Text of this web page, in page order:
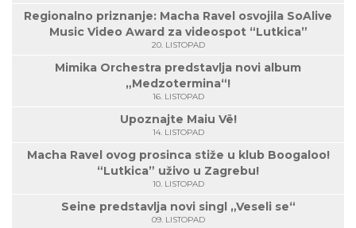
Regionalno priznanje: Macha Ravel osvojila SoAlive
Music Video Award za videospot “Lutkica”
20. LISTOPAD
Mimika Orchestra predstavlja novi album
„Medzotermina“!
16. LISTOPAD
Upoznajte Maiu Vë!
14. LISTOPAD
Macha Ravel ovog prosinca stiže u klub Boogaloo!
“Lutkica” uživo u Zagrebu!
10. LISTOPAD
Seine predstavlja novi singl „Veseli se“
09. LISTOPAD